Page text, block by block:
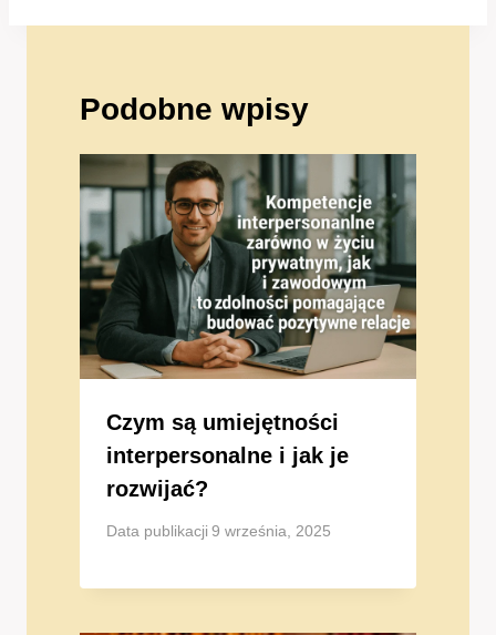
Podobne wpisy
Czym są umiejętności
interpersonalne i jak je
rozwijać?
Data publikacji 9 września, 2025